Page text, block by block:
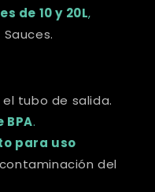
de 10 y 20L,
el tubo de salida.
BPA.
para uso
del